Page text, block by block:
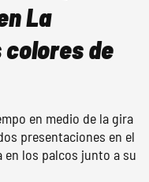
La
colores de
en medio de la gira
presentaciones en el
en los palcos junto a su